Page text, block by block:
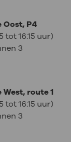
P4
tot 16.15 uur)
3
route 1
tot 16.15 uur)
3